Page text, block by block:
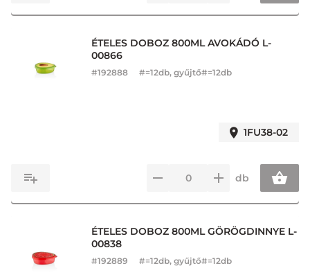
ÉTELES DOBOZ 800ML AVOKÁDÓ L-
00866
#192888 #=12db, gyűjtő#=12db
1FU38-02
db
ÉTELES DOBOZ 800ML GÖRÖGDINNYE L-
00838
#192889 #=12db, gyűjtő#=12db